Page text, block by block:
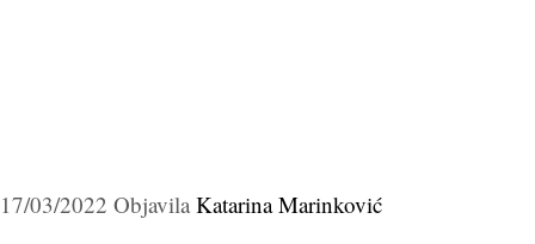
17/03/2022 Objavila Katarina Marinković